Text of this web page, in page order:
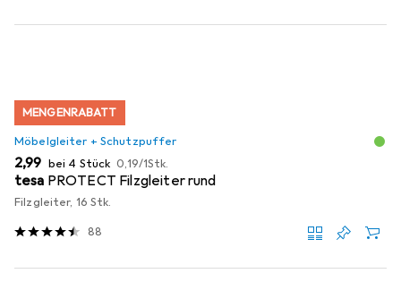
MENGENRABATT
Möbelgleiter + Schutzpuffer
EUR
2,99 bei 4 Stück EUR
0,19/1Stk.
tesa PROTECT Filzgleiter rund
Filzgleiter, 16 Stk.
88